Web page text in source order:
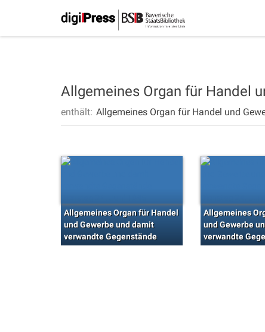
Allgemeines Organ für Handel
enthält: Allgemeines Organ für Handel und
Allgemeines Organ für Handel
und Gewerbe und damit
verwandte Gegenstände
Allgemeines
und Gewerbe
verwandte